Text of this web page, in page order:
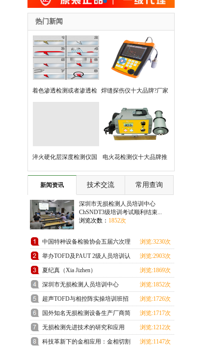
热门新闻
着色渗透检测或者渗透检 焊缝探伤仪十大品牌?厂家
+选型全攻略
淬火硬化层深度检测仪国 电火花检测仪十大品牌推
控制
新闻资讯 技术交流 常用查询
深圳市无损检测人员培训中心
ChSNDT3级培训考试顺利结束...
浏览次数： 1852次
中国特种设备检验协会五届六次理
事会在上海成功召开
浏览:3230次
举办TOFD及PAUT 2级人员培训认
证班预报名通知
浏览:2903次
夏纪真（Xia Jizhen） 浏览:1869次
深圳市无损检测人员培训中心
ChSNDT3级培训考试顺利结束
浏览:1852次
超声TOFD与相控阵实操培训班招
生通知
浏览:1726次
国外知名无损检测设备生产厂商简
介
浏览:1717次
无损检测先进技术的研究和应用 浏览:1212次
科技革新下的金相应用：金相切割
浏览:1147次